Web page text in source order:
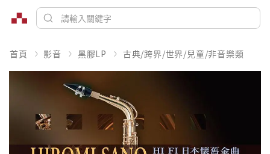
首頁 影音 黑膠LP 古典/跨界/世界/兒童/非音樂類